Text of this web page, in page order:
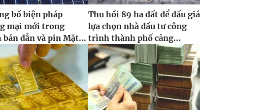
bố biện pháp
mại mới trong
bán dẫn và pin Mặt...
Thu hồi 89 ha đất để đấu giá
lựa chọn nhà đầu tư công
trình thành phố cảng...